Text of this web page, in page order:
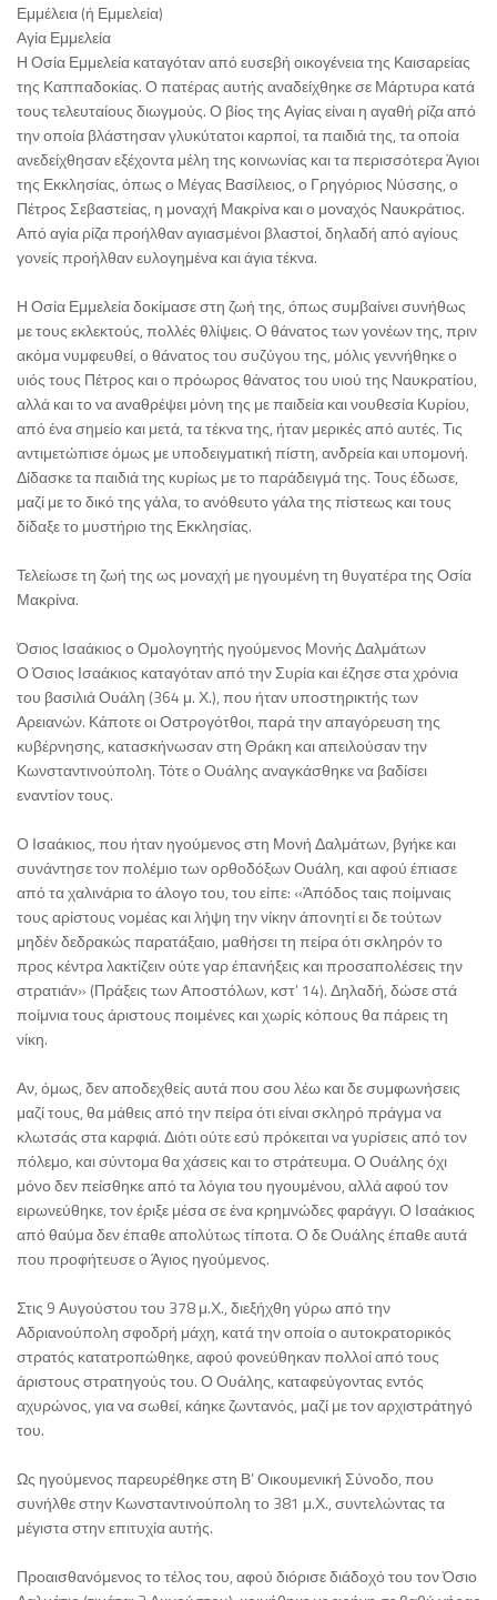
Εμμέλεια (ή Εμμελεία)
Αγία Εμμελεία
Η Οσία Εμμελεία καταγόταν από ευσεβή οικογένεια της Καισαρείας
της Καππαδοκίας. Ο πατέρας αυτής αναδείχθηκε σε Μάρτυρα κατά
τους τελευταίους διωγμούς. Ο βίος της Αγίας είναι η αγαθή ρίζα από
την οποία βλάστησαν γλυκύτατοι καρποί, τα παιδιά της, τα οποία
ανεδείχθησαν εξέχοντα μέλη της κοινωνίας και τα περισσότερα Άγιοι
της Εκκλησίας, όπως ο Μέγας Βασίλειος, ο Γρηγόριος Νύσσης, ο
Πέτρος Σεβαστείας, η μοναχή Μακρίνα και ο μοναχός Ναυκράτιος.
Από αγία ρίζα προήλθαν αγιασμένοι βλαστοί, δηλαδή από αγίους
γονείς προήλθαν ευλογημένα και άγια τέκνα.
Η Οσία Εμμελεία δοκίμασε στη ζωή της, όπως συμβαίνει συνήθως
με τους εκλεκτούς, πολλές θλίψεις. Ο θάνατος των γονέων της, πριν
ακόμα νυμφευθεί, ο θάνατος του συζύγου της, μόλις γεννήθηκε ο
υιός τους Πέτρος και ο πρόωρος θάνατος του υιού της Ναυκρατίου,
αλλά και το να αναθρέψει μόνη της με παιδεία και νουθεσία Κυρίου,
από ένα σημείο και μετά, τα τέκνα της, ήταν μερικές από αυτές. Τις
αντιμετώπισε όμως με υποδειγματική πίστη, ανδρεία και υπομονή.
Δίδασκε τα παιδιά της κυρίως με το παράδειγμά της. Τους έδωσε,
μαζί με το δικό της γάλα, το ανόθευτο γάλα της πίστεως και τους
δίδαξε το μυστήριο της Εκκλησίας.
Τελείωσε τη ζωή της ως μοναχή με ηγουμένη τη θυγατέρα της Οσία
Μακρίνα.
Όσιος Ισαάκιος ο Ομολογητής ηγούμενος Μονής Δαλμάτων
Ο Όσιος Ισαάκιος καταγόταν από την Συρία και έζησε στα χρόνια
του βασιλιά Ουάλη (364 μ. Χ.), που ήταν υποστηρικτής των
Αρειανών. Κάποτε οι Οστρογότθοι, παρά την απαγόρευση της
κυβέρνησης, κατασκήνωσαν στη Θράκη και απειλούσαν την
Κωνσταντινούπολη. Τότε ο Ουάλης αναγκάσθηκε να βαδίσει
εναντίον τους.
Ο Ισαάκιος, που ήταν ηγούμενος στη Μονή Δαλμάτων, βγήκε και
συνάντησε τον πολέμιο των ορθοδόξων Ουάλη, και αφού έπιασε
από τα χαλινάρια το άλογο του, του είπε: «Άπόδος ταις ποίμναις
τους αρίστους νομέας και λήψη την νίκην άπονητί ει δε τούτων
μηδέν δεδρακώς παρατάξαιο, μαθήσει τη πείρα ότι σκληρόν το
προς κέντρα λακτίζειν ούτε γαρ έπανήξεις και προσαπολέσεις την
στρατιάν» (Πράξεις των Αποστόλων, κστ’ 14). Δηλαδή, δώσε στά
ποίμνια τους άριστους ποιμένες και χωρίς κόπους θα πάρεις τη
νίκη.
Αν, όμως, δεν αποδεχθείς αυτά που σου λέω και δε συμφωνήσεις
μαζί τους, θα μάθεις από την πείρα ότι είναι σκληρό πράγμα να
κλωτσάς στα καρφιά. Διότι ούτε εσύ πρόκειται να γυρίσεις από τον
πόλεμο, και σύντομα θα χάσεις και το στράτευμα. Ο Ουάλης όχι
μόνο δεν πείσθηκε από τα λόγια του ηγουμένου, αλλά αφού τον
ειρωνεύθηκε, τον έριξε μέσα σε ένα κρημνώδες φαράγγι. Ο Ισαάκιος
από θαύμα δεν έπαθε απολύτως τίποτα. Ο δε Ουάλης έπαθε αυτά
που προφήτευσε ο Άγιος ηγούμενος.
Στις 9 Αυγούστου του 378 μ.Χ., διεξήχθη γύρω από την
Αδριανούπολη σφοδρή μάχη, κατά την οποία ο αυτοκρατορικός
στρατός κατατροπώθηκε, αφού φονεύθηκαν πολλοί από τους
άριστους στρατηγούς του. Ο Ουάλης, καταφεύγοντας εντός
αχυρώνος, για να σωθεί, κάηκε ζωντανός, μαζί με τον αρχιστράτηγό
του.
Ως ηγούμενος παρευρέθηκε στη Β’ Οικουμενική Σύνοδο, που
συνήλθε στην Κωνσταντινούπολη το 381 μ.Χ., συντελώντας τα
μέγιστα στην επιτυχία αυτής.
Προαισθανόμενος το τέλος του, αφού διόρισε διάδοχό του τον Όσιο